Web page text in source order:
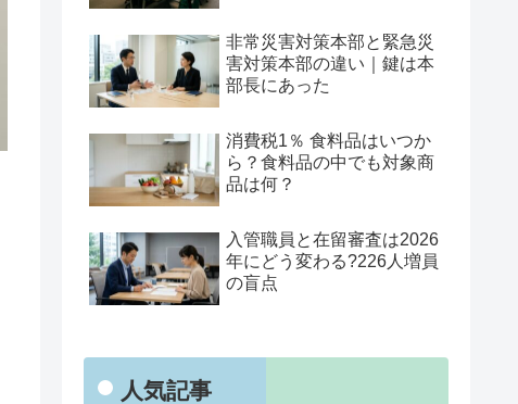
非常災害対策本部と緊急災
害対策本部の違い｜鍵は本
部長にあった
消費税1％ 食料品はいつか
ら？食料品の中でも対象商
品は何？
入管職員と在留審査は2026
年にどう変わる?226人増員
の盲点
人気記事